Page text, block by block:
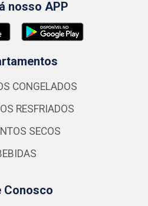
nosso APP
CONGELADOS
RESFRIADOS
SECOS
Conosco